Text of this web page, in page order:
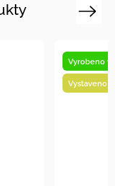
Vyrobeno
Next